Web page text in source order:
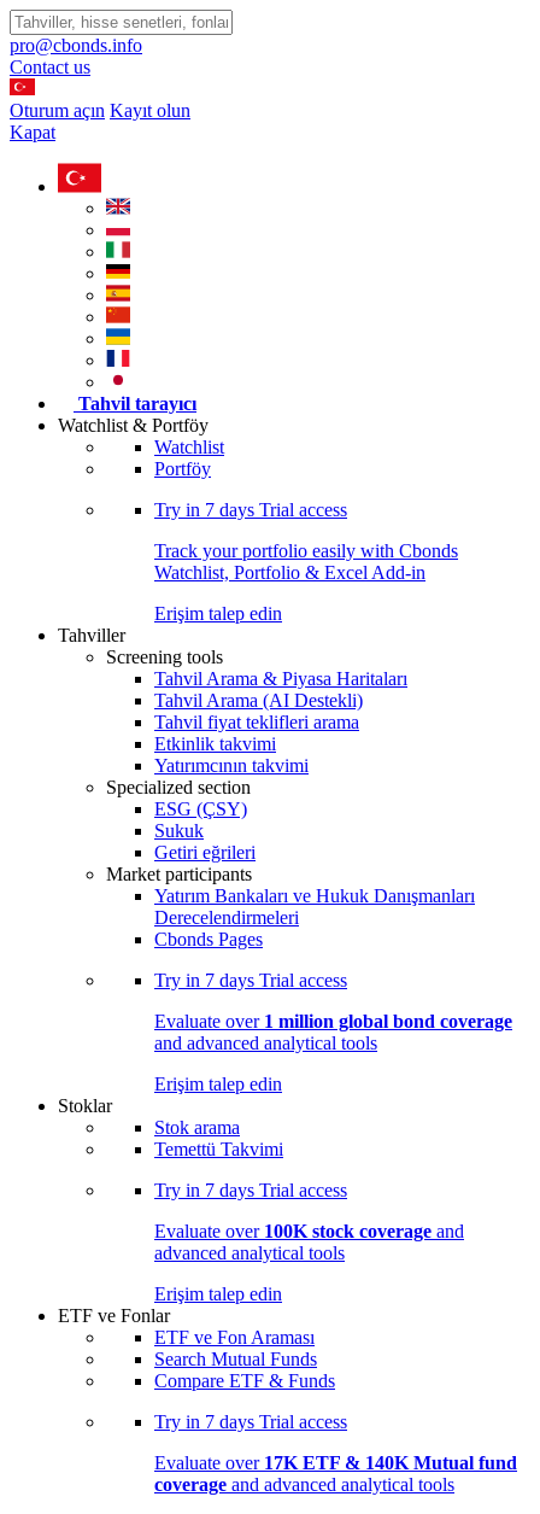
pro@cbonds.info
Contact us
Oturum açın Kayıt olun
Kapat
Tahvil tarayıcı
Watchlist & Portföy
Watchlist
Portföy
Try in 7 days Trial access
Track your portfolio easily with Cbonds
Watchlist, Portfolio & Excel Add-in
Erişim talep edin
Tahviller
Screening tools
Tahvil Arama & Piyasa Haritaları
Tahvil Arama (AI Destekli)
Tahvil fiyat teklifleri arama
Etkinlik takvimi
Yatırımcının takvimi
Specialized section
ESG (ÇSY)
Sukuk
Getiri eğrileri
Market participants
Yatırım Bankaları ve Hukuk Danışmanları
Derecelendirmeleri
Cbonds Pages
Try in 7 days Trial access
Evaluate over 1 million global bond coverage
and advanced analytical tools
Erişim talep edin
Stoklar
Stok arama
Temettü Takvimi
Try in 7 days Trial access
Evaluate over 100K stock coverage and
advanced analytical tools
Erişim talep edin
ETF ve Fonlar
ETF ve Fon Araması
Search Mutual Funds
Compare ETF & Funds
Try in 7 days Trial access
Evaluate over 17K ETF & 140K Mutual fund
coverage and advanced analytical tools